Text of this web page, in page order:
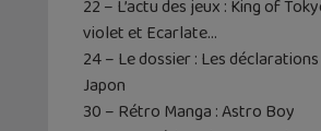
22 – L’actu des jeux : King of
violet et Ecarlate…
24 – Le dossier : Les déclarations
Japon
30 – Rétro Manga : Astro Boy